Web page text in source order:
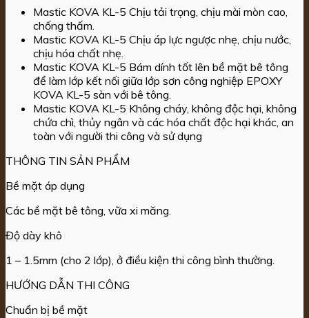
Mastic KOVA KL-5 Chịu tải trọng, chịu mài mòn cao,
chống thấm.
Mastic KOVA KL-5 Chịu áp lực ngược nhẹ, chịu nước,
chịu hóa chất nhẹ.
Mastic KOVA KL-5 Bám dính tốt lên bề mặt bê tông
để làm lớp kết nối giữa lớp sơn công nghiệp EPOXY
KOVA KL-5 sàn với bê tông.
Mastic KOVA KL-5 Không cháy, không độc hại, không
chứa chì, thủy ngân và các hóa chất độc hại khác, an
toàn với người thi công và sử dụng
THÔNG TIN SẢN PHẨM
Bề mặt áp dụng
Các bề mặt bê tông, vữa xi măng.
Độ dày khô
1 – 1.5mm (cho 2 lớp), ở điều kiện thi công bình thường.
HƯỚNG DẪN THI CÔNG
Chuẩn bị bề mặt